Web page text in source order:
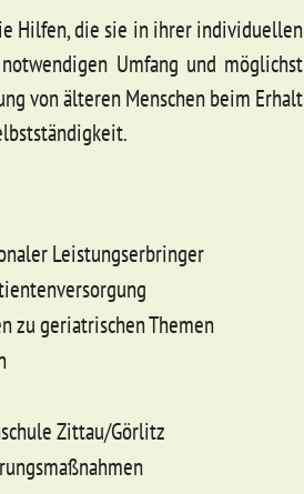
Hilfen, die sie in ihrer individuellen
Umfang und möglichst
von älteren Menschen beim Erhalt
Leistungserbringer
zu geriatrischen Themen
Zittau/Görlitz